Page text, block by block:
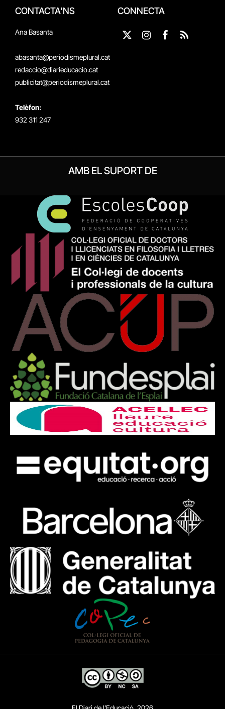
CONTACTA'NS
Ana Basanta
abasanta@periodismeplural.cat
redaccio@diarieducacio.cat
publicitat@periodismeplural.cat
Telèfon:
932 311 247
CONNECTA
X
InstagramFacebook
RSS
AMB EL SUPORT DE